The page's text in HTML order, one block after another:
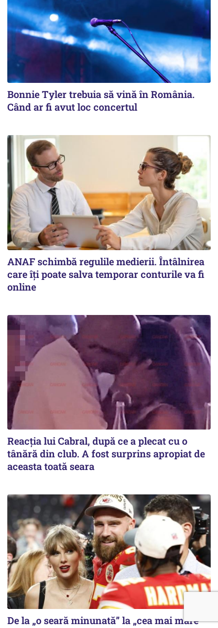
Bonnie Tyler trebuia să vină în România.
Când ar fi avut loc concertul
ANAF schimbă regulile medierii. Întâlnirea
care îți poate salva temporar conturile va fi
online
Reacția lui Cabral, după ce a plecat cu o
tânără din club. A fost surprins apropiat de
aceasta toată seara
De la „o seară minunată” la „cea mai mare